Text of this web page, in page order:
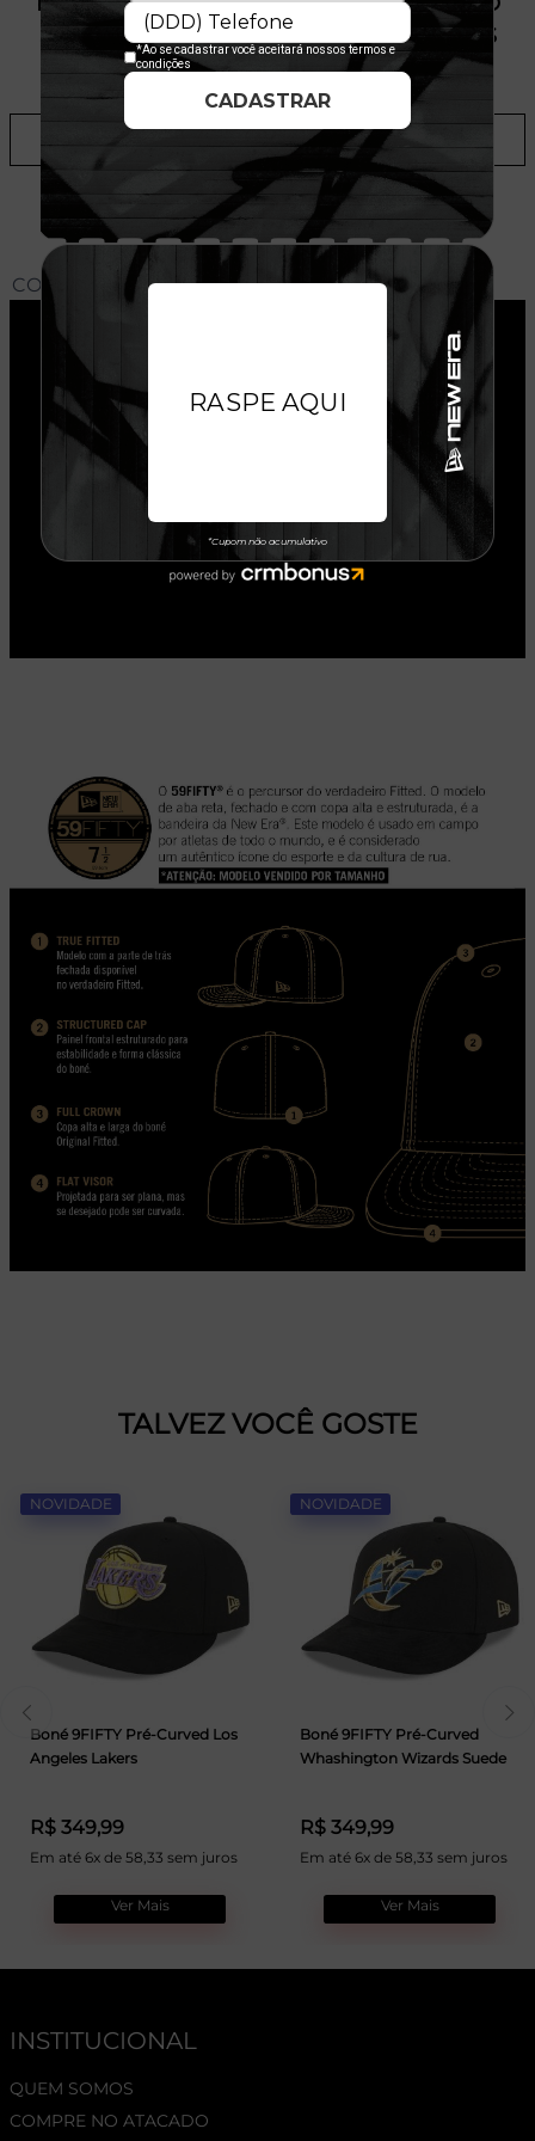
SITE, CONSULTE A DISPONIBILIDADE NAS
LOJAS
ADICIONAR A LISTA DE DESEJOS
CONHEÇA O MODELO DO BONÉ
TALVEZ VOCÊ GOSTE
NOVIDADE
Boné 9FIFTY Pré-Curved Los
Angeles Lakers
R$ 349,99
Em até 6x de 58,33 sem juros
Ver Mais
NOVIDADE
Boné 9FIFTY Pré-Curved
Whashington Wizards Suede
R$ 349,99
Em até 6x de 58,33 sem juros
Ver Mais
INSTITUCIONAL
QUEM SOMOS
COMPRE NO ATACADO